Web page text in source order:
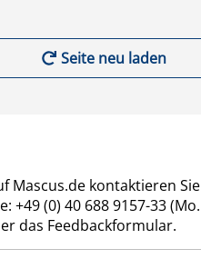
Seite neu laden
Mascus.de kontaktieren Sie
(0) 40 688 9157-33 (Mo.
das Feedbackformular.